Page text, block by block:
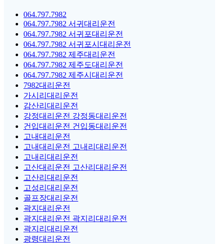
064.797.7982
064.797.7982 서귀대리운전
064.797.7982 서귀포대리운전
064.797.7982 서귀포시대리운전
064.797.7982 제주대리운전
064.797.7982 제주도대리운전
064.797.7982 제주시대리운전
7982대리운전
가시리대리운전
감산리대리운전
강정대리운전 강정동대리운전
건입대리운전 건입동대리운전
고내대리운전
고내대리운전 고내리대리운전
고내리대리운전
고산대리운전 고산리대리운전
고산리대리운전
고성리대리운전
골프장대리운전
곽지대리운전
곽지대리운전 곽지리대리운전
곽지리대리운전
광령대리운전